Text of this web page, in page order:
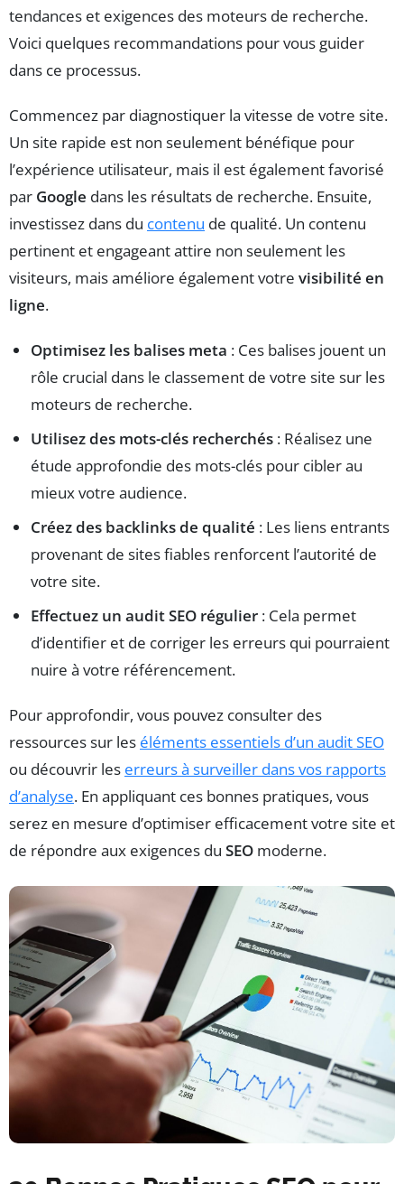
tendances et exigences des moteurs de recherche.
Voici quelques recommandations pour vous guider
dans ce processus.
Commencez par diagnostiquer la vitesse de votre site.
Un site rapide est non seulement bénéfique pour
l’expérience utilisateur, mais il est également favorisé
par Google dans les résultats de recherche. Ensuite,
investissez dans du contenu de qualité. Un contenu
pertinent et engageant attire non seulement les
visiteurs, mais améliore également votre visibilité en
ligne.
Optimisez les balises meta : Ces balises jouent un
rôle crucial dans le classement de votre site sur les
moteurs de recherche.
Utilisez des mots-clés recherchés : Réalisez une
étude approfondie des mots-clés pour cibler au
mieux votre audience.
Créez des backlinks de qualité : Les liens entrants
provenant de sites fiables renforcent l’autorité de
votre site.
Effectuez un audit SEO régulier : Cela permet
d’identifier et de corriger les erreurs qui pourraient
nuire à votre référencement.
Pour approfondir, vous pouvez consulter des
ressources sur les éléments essentiels d’un audit SEO
ou découvrir les erreurs à surveiller dans vos rapports
d’analyse. En appliquant ces bonnes pratiques, vous
serez en mesure d’optimiser efficacement votre site et
de répondre aux exigences du SEO moderne.